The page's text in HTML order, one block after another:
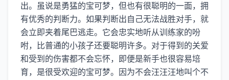
出。虽说是勇猛的宝可梦，但也有很聪明的一面，拥
有优秀的判断力。如果判断出自己无法战胜对手，就
会立即夹着尾巴逃走。它会忠实地听从训练家的吩
咐，比普通的小孩子还要聪明许多。对于得到的关爱
和受到的伤害都不会忘怀，即便是新手也很容易培
育，是很受欢迎的宝可梦。因为不会汪汪汪地叫个不